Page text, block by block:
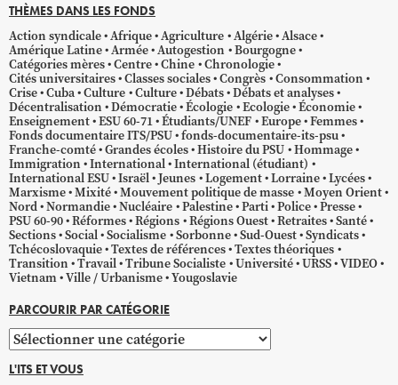
THÈMES DANS LES FONDS
Action syndicale Afrique Agriculture Algérie Alsace
Amérique Latine Armée Autogestion
Bourgogne
Catégories mères Centre Chine Chronologie
Cités universitaires Classes sociales Congrès Consommation
Crise Cuba Culture Culture Débats Débats et analyses
Décentralisation Démocratie Écologie Ecologie Économie
Enseignement ESU 60-71 Étudiants/UNEF Europe Femmes
Fonds documentaire ITS/PSU fonds-documentaire-its-psu
Franche-comté Grandes écoles Histoire du PSU Hommage
Immigration International International (étudiant)
International ESU Israël Jeunes Logement Lorraine Lycées
Marxisme Mixité Mouvement politique de masse Moyen Orient
Nord Normandie Nucléaire Palestine Parti Police Presse
PSU 60-90 Réformes Régions Régions Ouest Retraites Santé
Sections Social Socialisme Sorbonne Sud-Ouest Syndicats
Tchécoslovaquie Textes de références Textes théoriques
Transition Travail Tribune Socialiste Université URSS VIDEO
Vietnam Ville / Urbanisme Yougoslavie
PARCOURIR PAR CATÉGORIE
Parcourir
par
catégorie
L'ITS ET VOUS